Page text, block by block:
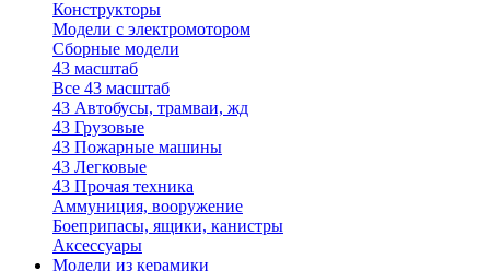
Конструкторы
Модели с электромотором
Сборные модели
43 масштаб
Все 43 масштаб
43 Автобусы, трамваи, жд
43 Грузовые
43 Пожарные машины
43 Легковые
43 Прочая техника
Аммуниция, вооружение
Боеприпасы, ящики, канистры
Аксессуары
Модели из керамики